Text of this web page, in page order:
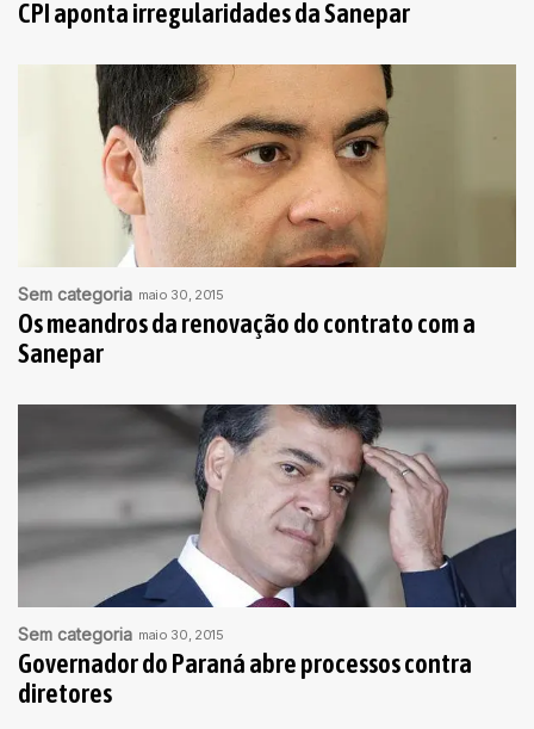
CPI aponta irregularidades da Sanepar
Sem categoria maio 30, 2015
Os meandros da renovação do contrato com a
Sanepar
Sem categoria maio 30, 2015
Governador do Paraná abre processos contra
diretores